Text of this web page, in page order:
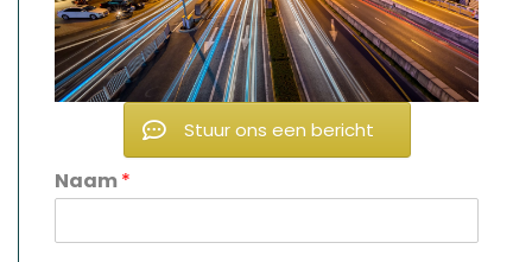
Stuur ons een bericht
Naam*